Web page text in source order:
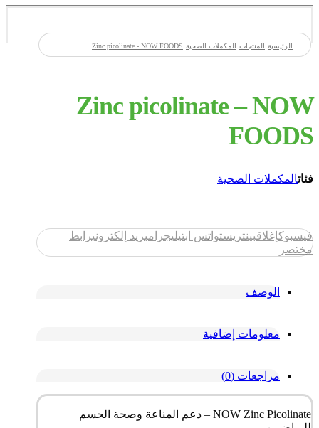
الرئيسية المنتجات المكملات الصحية Zinc picolinate - NOW FOODS
Zinc picolinate – NOW
FOODS
فئاتالمكملات الصحية
فيسبوكإغلاقبينتريستواتس ابتيليجرامبريد إلكترونيرابط
مختصر
الوصف
معلومات إضافية
مراجعات (0)
NOW Zinc Picolinate – دعم المناعة وصحة الجسم